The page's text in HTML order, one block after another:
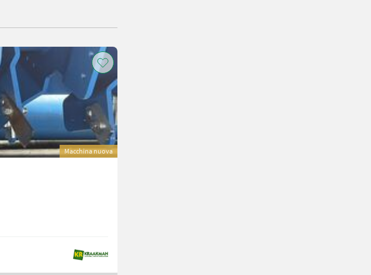
Macchina nuova